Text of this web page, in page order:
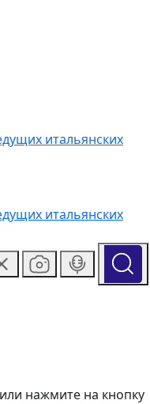
итальянских
итальянских
нажмите на кнопку